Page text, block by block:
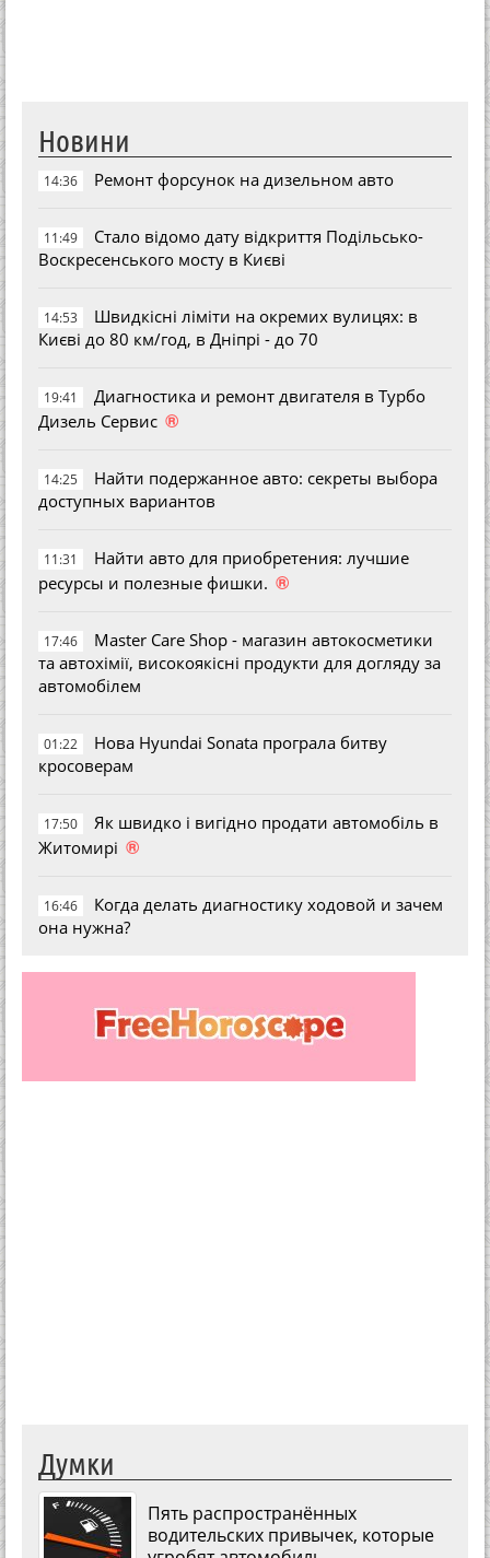
Новини
14:36 Ремонт форсунок на дизельном авто
11:49
Стало відомо дату відкриття Подільсько-
Воскресенського мосту в Києві
14:53
Швидкісні ліміти на окремих вулицях: в
Києві до 80 км/год, в Дніпрі - до 70
19:41
Диагностика и ремонт двигателя в Турбо
Дизель Сервис ®
14:25
Найти подержанное авто: секреты выбора
доступных вариантов
11:31
Найти авто для приобретения: лучшие
ресурсы и полезные фишки. ®
17:46
Master Care Shop - магазин автокосметики
та автохімії, високоякісні продукти для догляду за
автомобілем
01:22
Нова Hyundai Sonata програла битву
кросоверам
17:50
Як швидко і вигідно продати автомобіль в
Житомирі ®
16:46
Когда делать диагностику ходовой и зачем
она нужна?
Думки
Пять распространённых
водительских привычек, которые